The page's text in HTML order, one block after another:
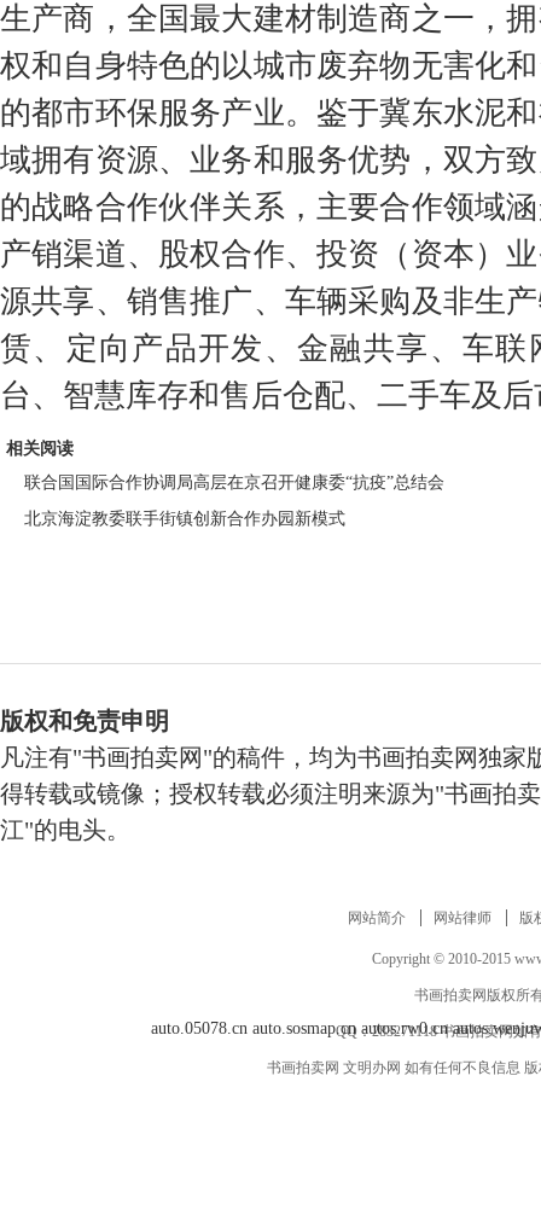
生产商，全国最大建材制造商之一，
权和自身特色的以城市废弃物无害化
的都市环保服务产业。鉴于冀东水泥
域拥有资源、业务和服务优势，双方
的战略合作伙伴关系，主要合作领域
产销渠道、股权合作、投资（资本）
源共享、销售推广、车辆采购及非生
赁、定向产品开发、金融共享、车联
台、智慧库存和售后仓配、二手车及
相关阅读
联合国国际合作协调局高层在京召开健康委“抗疫”总结会
北京海淀教委联手街镇创新合作办园新模式
版权和免责申明
凡注有"书画拍卖网"的稿件，均为书画拍卖网独家
得转载或镜像；授权转载必须注明来源为"书画拍
江"的电头。
网站简介 网站律师 版
Copyright © 2010-2015
书画拍卖网版权所
QQ：283271118书画拍卖网如
书画拍卖网 文明办网 如有任何不良信息
auto.05078.cn auto.sosmap.cn autos.rw0.cn